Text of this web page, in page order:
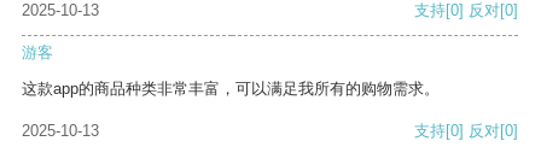
2025-10-13 支持[0] 反对[0]
游客
这款app的商品种类非常丰富，可以满足我所有的购物需求。
2025-10-13 支持[0] 反对[0]